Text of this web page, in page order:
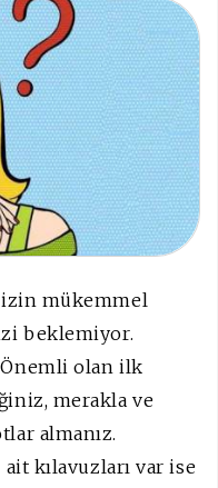
mükemmel
beklemiyor.
olan ilk
merakla ve
almanız.
kılavuzları var ise